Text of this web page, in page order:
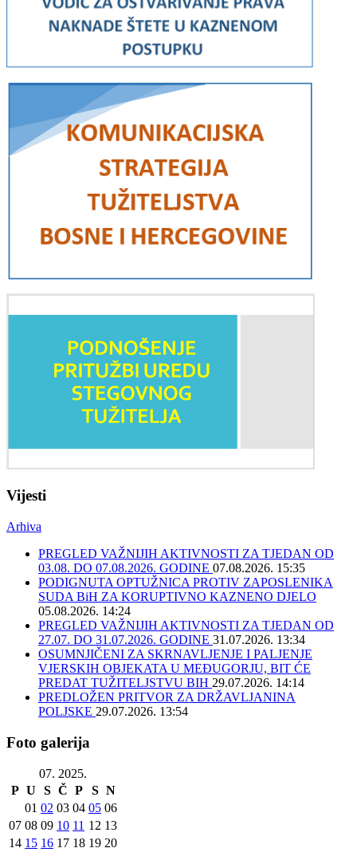
Vijesti
Arhiva
PREGLED VAŽNIJIH AKTIVNOSTI ZA TJEDAN OD
03.08. DO 07.08.2026. GODINE 07.08.2026. 15:35
PODIGNUTA OPTUŽNICA PROTIV ZAPOSLENIKA
SUDA BiH ZA KORUPTIVNO KAZNENO DJELO
05.08.2026. 14:24
PREGLED VAŽNIJIH AKTIVNOSTI ZA TJEDAN OD
27.07. DO 31.07.2026. GODINE 31.07.2026. 13:34
OSUMNJIČENI ZA SKRNAVLJENJE I PALJENJE
VJERSKIH OBJEKATA U MEĐUGORJU, BIT ĆE
PREDAT TUŽITELJSTVU BIH 29.07.2026. 14:14
PREDLOŽEN PRITVOR ZA DRŽAVLJANINA
POLJSKE 29.07.2026. 13:54
Foto galerija
07. 2025.
P U S Č P S N
01 02 03 04 05 06
07 08 09 10 11 12 13
14 15 16 17 18 19 20